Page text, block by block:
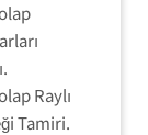
Raylı
Tamiri.